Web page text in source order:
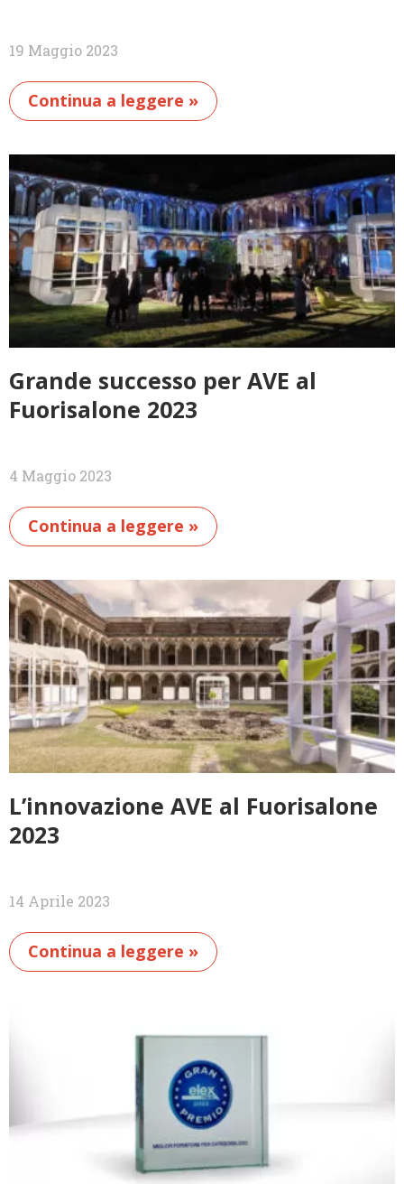
19 Maggio 2023
Continua a leggere »
Grande successo per AVE al
Fuorisalone 2023
4 Maggio 2023
Continua a leggere »
L’innovazione AVE al Fuorisalone
2023
14 Aprile 2023
Continua a leggere »